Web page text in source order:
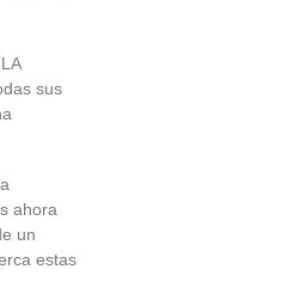
sus
ahora
un
estas